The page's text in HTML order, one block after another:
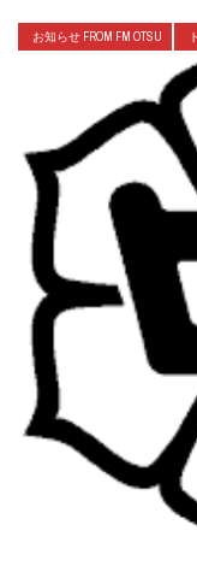
お知らせ FROM FM OTSU